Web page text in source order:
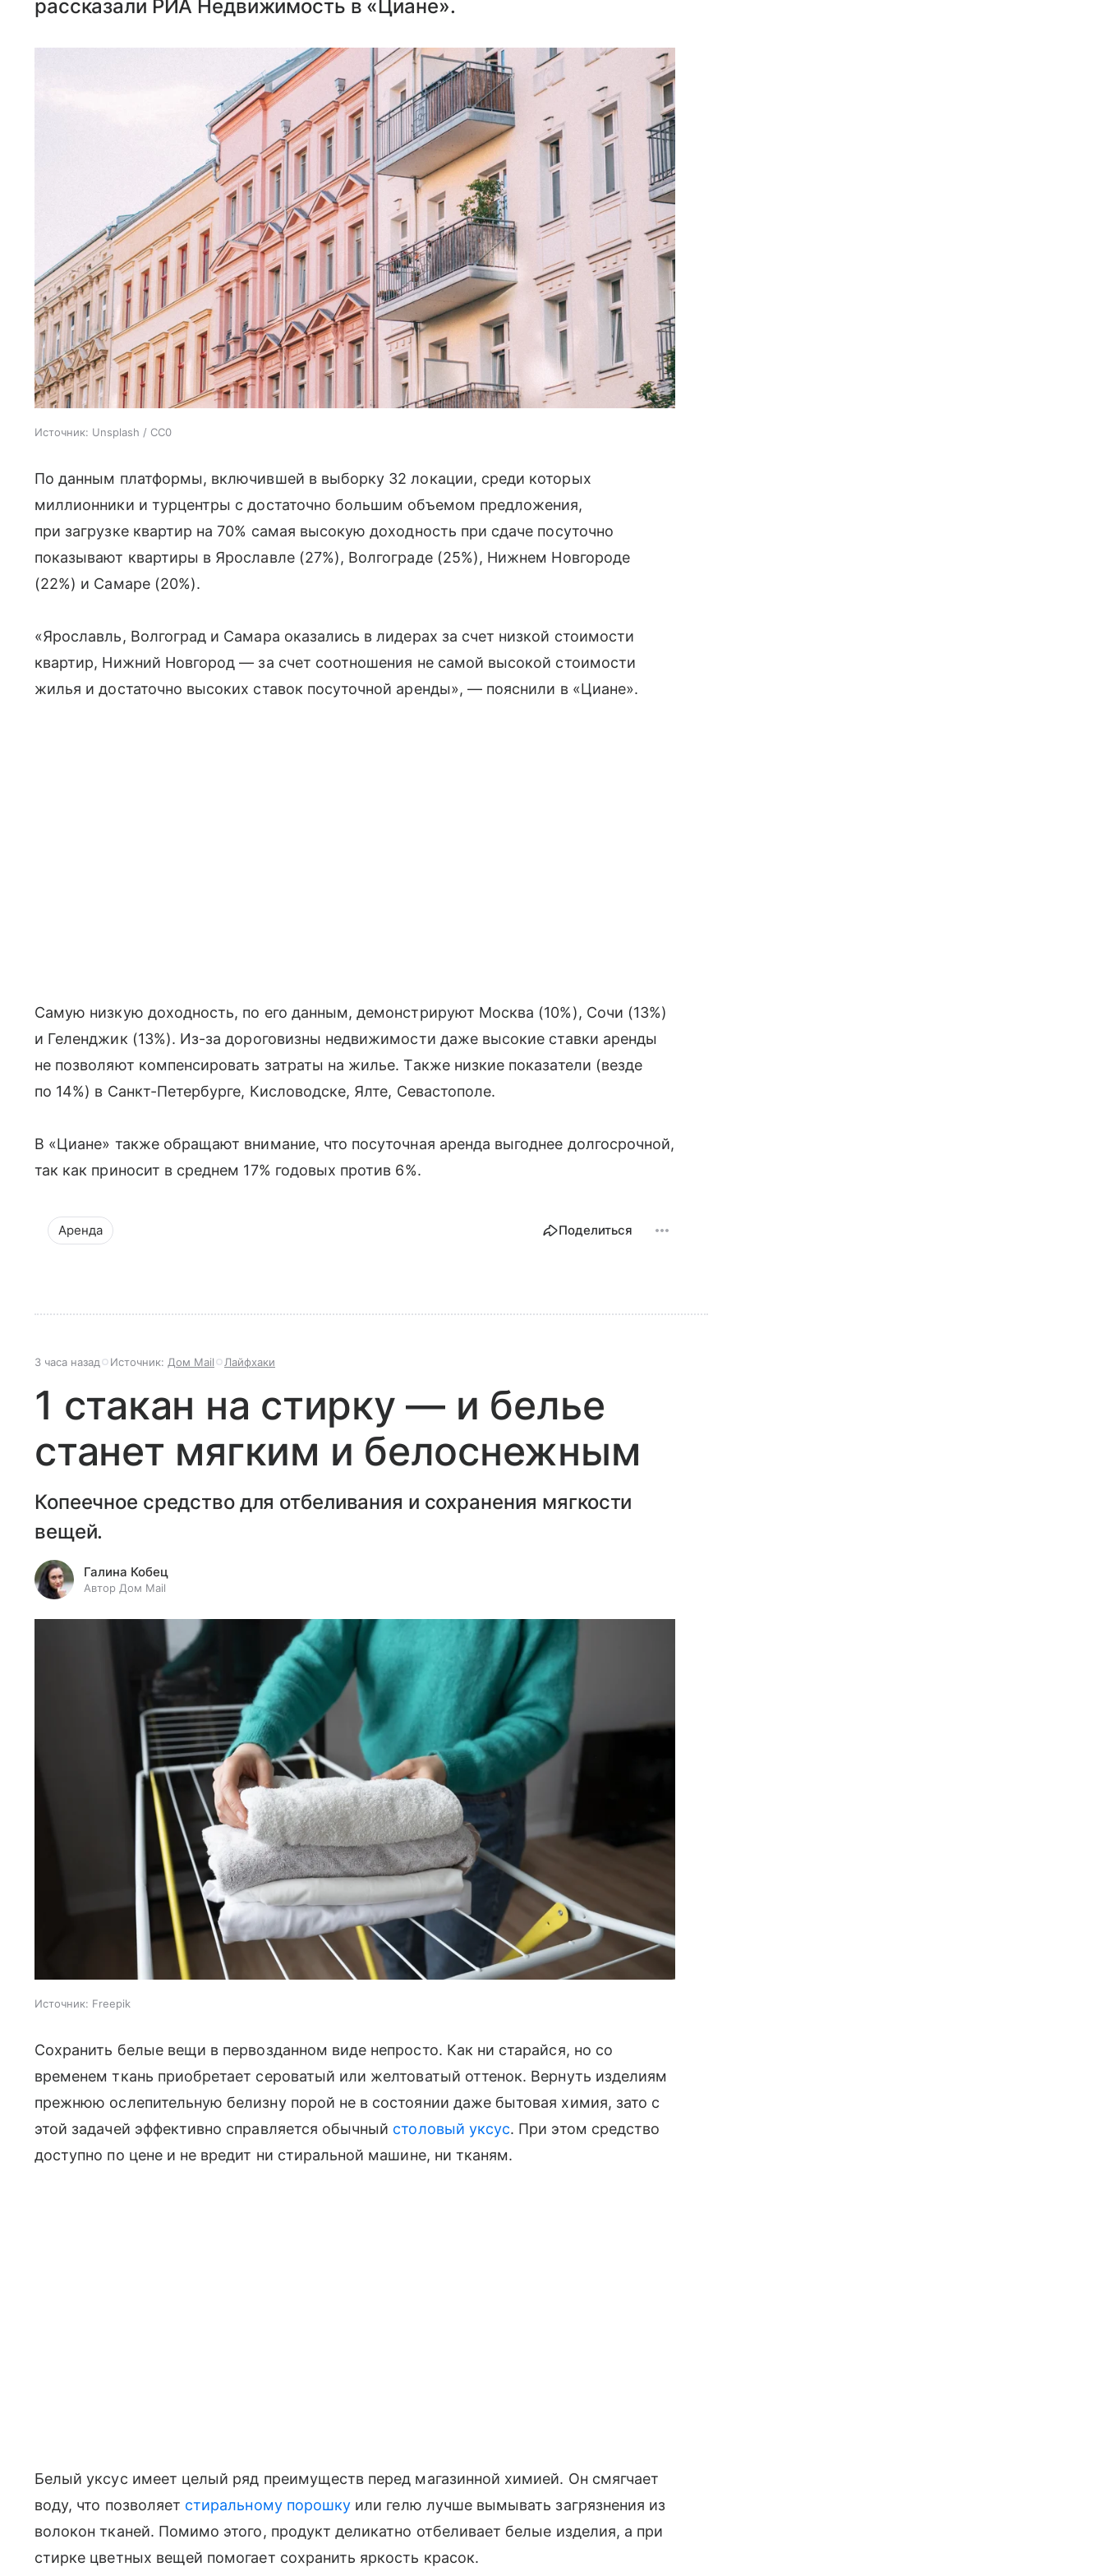
рассказали РИА Недвижимость в «Циане».
Источник: Unsplash / CC0
По данным платформы, включившей в выборку 32 локации, среди которых
миллионники и турцентры с достаточно большим объемом предложения,
при загрузке квартир на 70% самая высокую доходность при сдаче посуточно
показывают квартиры в Ярославле (27%), Волгограде (25%), Нижнем Новгороде
(22%) и Самаре (20%).
«Ярославль, Волгоград и Самара оказались в лидерах за счет низкой стоимости
квартир, Нижний Новгород — за счет соотношения не самой высокой стоимости
жилья и достаточно высоких ставок посуточной аренды», — пояснили в «Циане».
Самую низкую доходность, по его данным, демонстрируют Москва (10%), Сочи (13%)
и Геленджик (13%). Из-за дороговизны недвижимости даже высокие ставки аренды
не позволяют компенсировать затраты на жилье. Также низкие показатели (везде
по 14%) в Санкт-Петербурге, Кисловодске, Ялте, Севастополе.
В «Циане» также обращают внимание, что посуточная аренда выгоднее долгосрочной,
так как приносит в среднем 17% годовых против 6%.
Аренда Поделиться
3 часа назад Источник: Дом Mail Лайфхаки
1 стакан на стирку — и белье
станет мягким и белоснежным
Копеечное средство для отбеливания и сохранения мягкости
вещей.
Галина Кобец
Автор Дом Mail
Источник: Freepik
Сохранить белые вещи в первозданном виде непросто. Как ни старайся, но со
временем ткань приобретает сероватый или желтоватый оттенок. Вернуть изделиям
прежнюю ослепительную белизну порой не в состоянии даже бытовая химия, зато с
этой задачей эффективно справляется обычный столовый уксус. При этом средство
доступно по цене и не вредит ни стиральной машине, ни тканям.
Белый уксус имеет целый ряд преимуществ перед магазинной химией. Он смягчает
воду, что позволяет стиральному порошку или гелю лучше вымывать загрязнения из
волокон тканей. Помимо этого, продукт деликатно отбеливает белые изделия, а при
стирке цветных вещей помогает сохранить яркость красок.